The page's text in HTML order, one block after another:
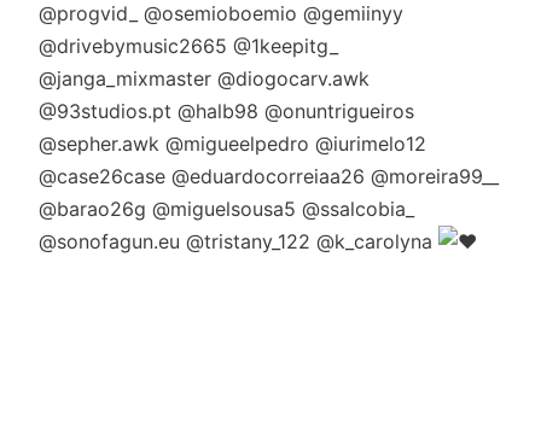
@progvid_ @osemioboemio @gemiinyy
@drivebymusic2665 @1keepitg_
@janga_mixmaster @diogocarv.awk
@93studios.pt @halb98 @onuntrigueiros
@sepher.awk @migueelpedro @iurimelo12
@case26case @eduardocorreiaa26 @moreira99__
@barao26g @miguelsousa5 @ssalcobia_
@sonofagun.eu @tristany_122 @k_carolyna